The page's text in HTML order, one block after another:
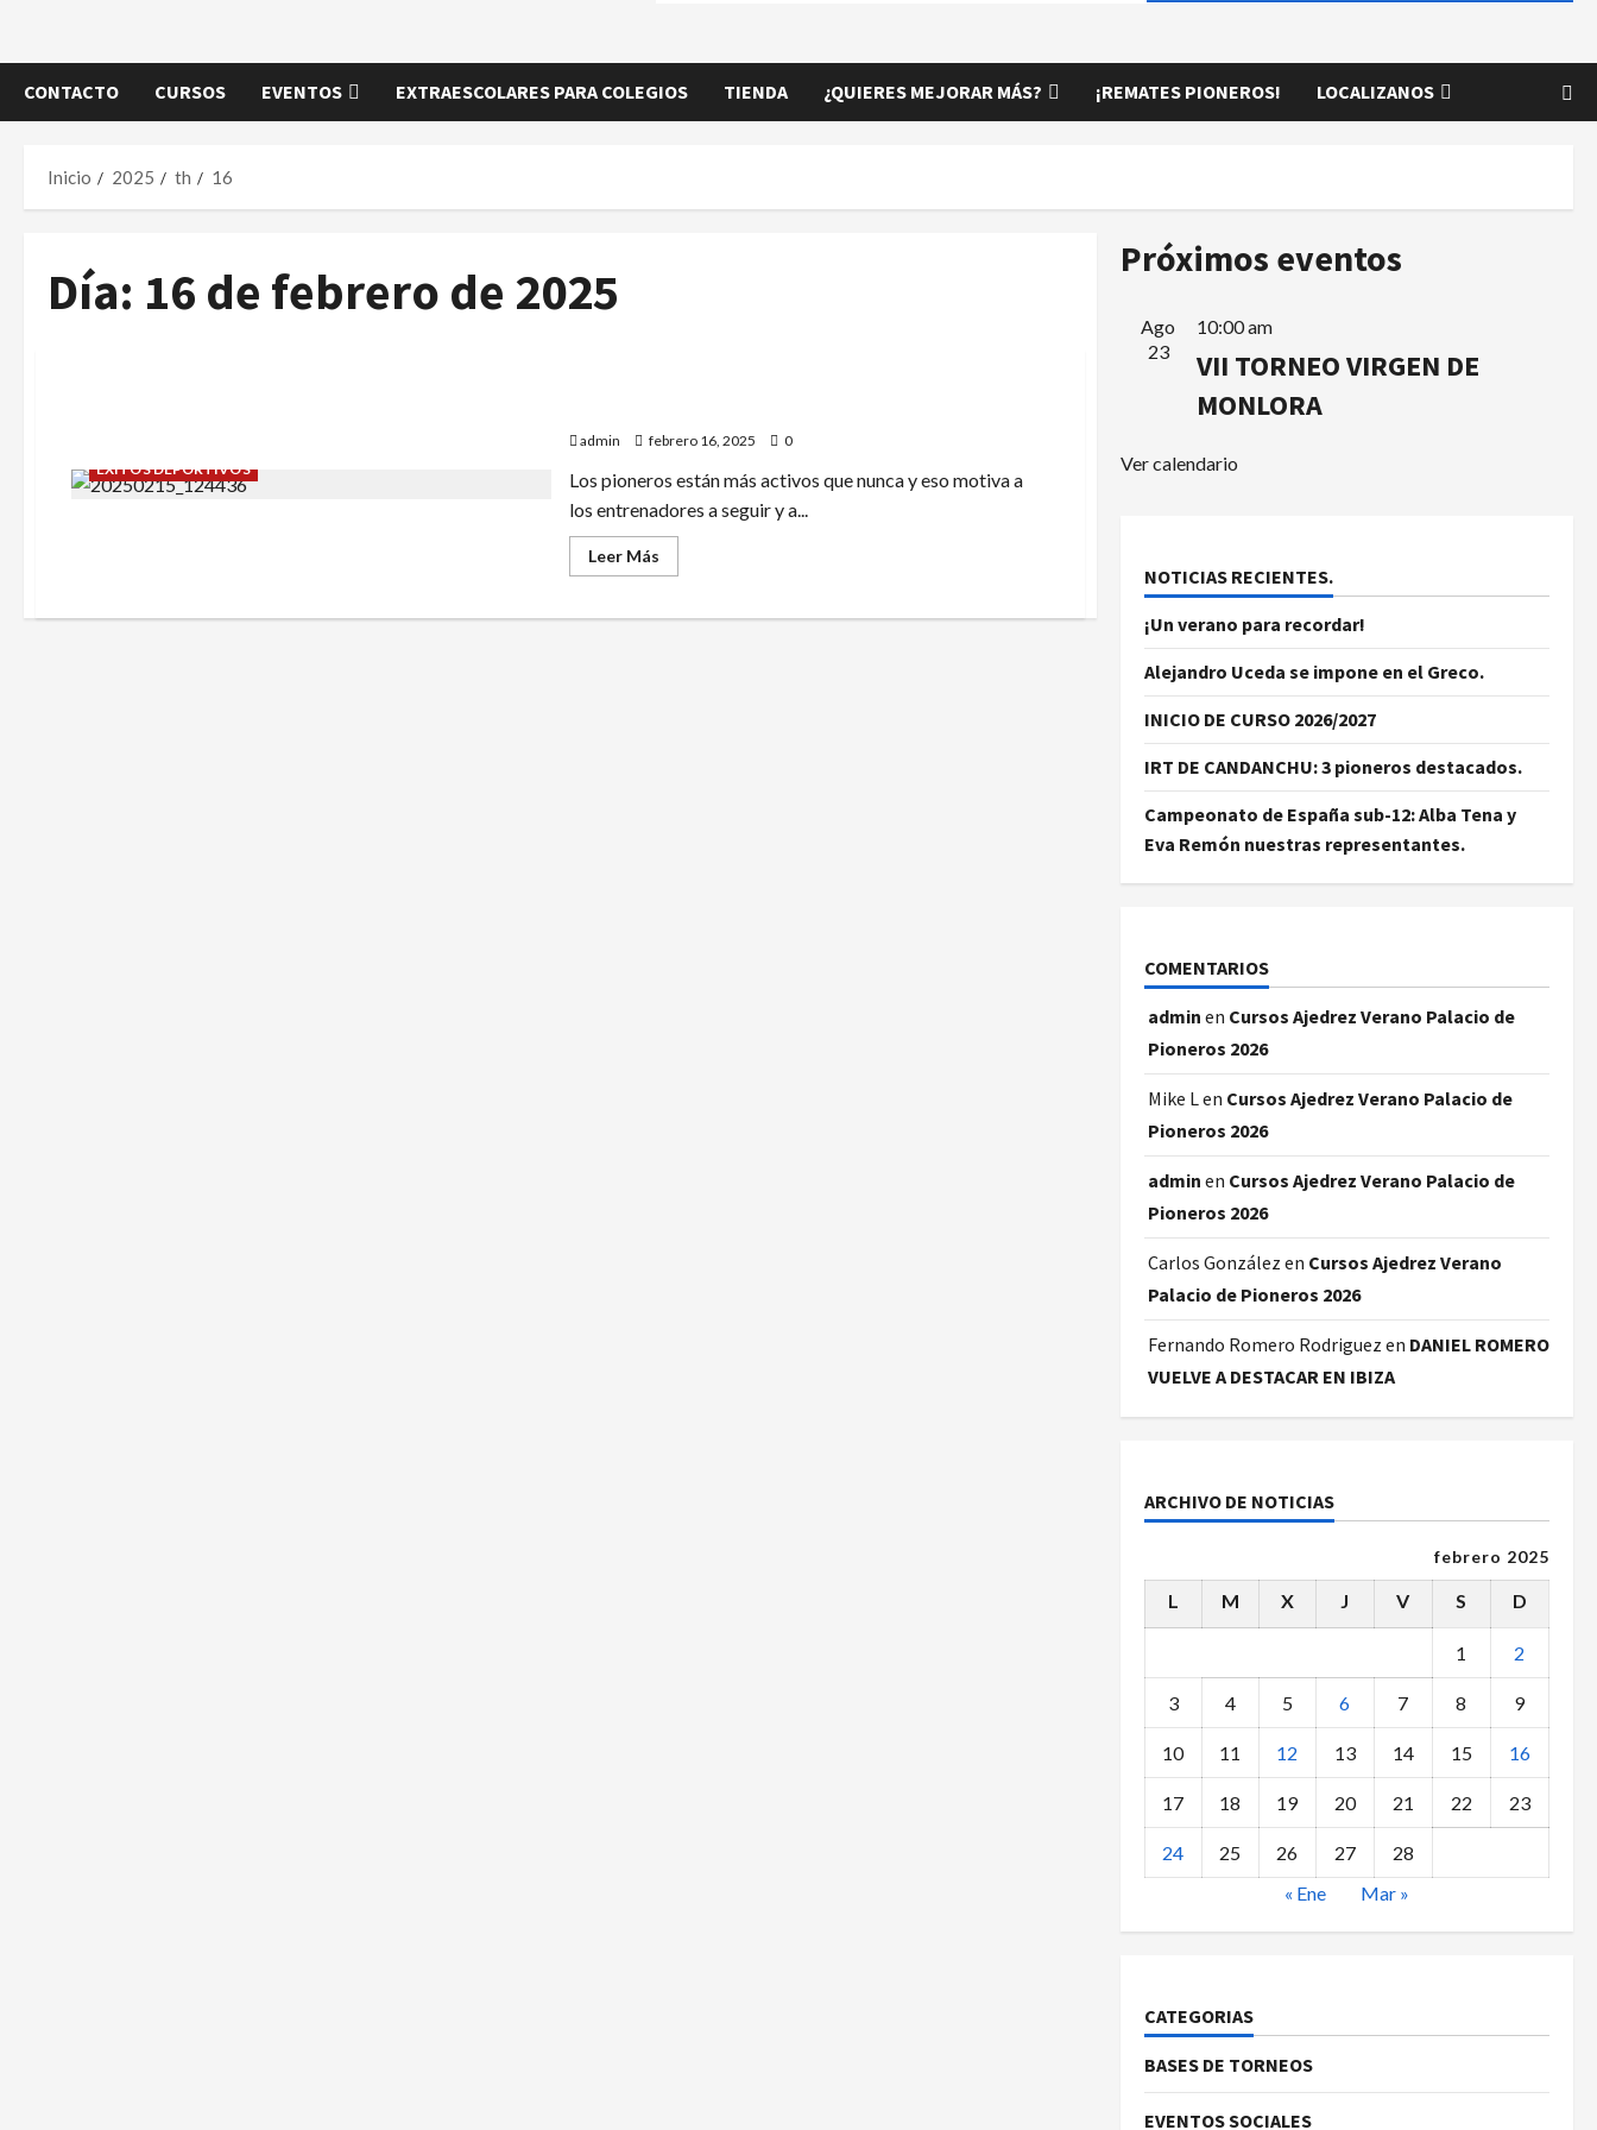
CONTACTO CURSOS EVENTOS EXTRAESCOLARES PARA COLEGIOS TIENDA ¿QUIERES MEJORAR MÁS? ¡REMATES PIONEROS! LOCALIZANOS
Inicio 2025 th 16
Día: 16 de febrero de 2025
ÉXITOS DEPORTIVOS
admin febrero 16, 2025 0
Los pioneros están más activos que nunca y eso motiva a
los entrenadores a seguir y a...
Leer MásLeer
más
NUEVO
Próximos eventos
Ago
23
10:00 am
VII TORNEO VIRGEN DE
MONLORA
Ver calendario
NOTICIAS RECIENTES.
¡Un verano para recordar!
Alejandro Uceda se impone en el Greco.
INICIO DE CURSO 2026/2027
IRT DE CANDANCHU: 3 pioneros destacados.
Campeonato de España sub-12: Alba Tena y
Eva Remón nuestras representantes.
COMENTARIOS
admin en Cursos Ajedrez Verano Palacio de
Pioneros 2026
Mike Len Cursos Ajedrez Verano Palacio de
Pioneros 2026
admin en Cursos Ajedrez Verano Palacio de
Pioneros 2026
Carlos González en Cursos Ajedrez Verano
Palacio de Pioneros 2026
Fernando Romero Rodriguez en DANIEL ROMERO
VUELVE A DESTACAR EN IBIZA
ARCHIVO DE NOTICIAS
febrero 2025
L M X J V S D
1 2
3 4 5 6 7 8 9
10 11 12 13 14 15 16
17 18 19 20 21 22 23
24 25 26 27
28
« Ene
Mar »
CATEGORIAS
BASES DE TORNEOS
EVENTOS SOCIALES